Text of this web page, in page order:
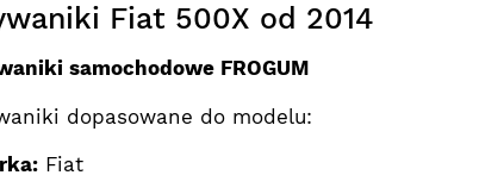
Fiat 500X od 2014
samochodowe FROGUM
dopasowane do modelu:
Fiat